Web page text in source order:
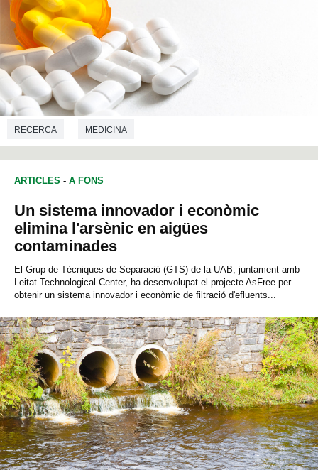
RECERCA MEDICINA
ARTICLES - A FONS
Un sistema innovador i econòmic
elimina l'arsènic en aigües
contaminades
El Grup de Tècniques de Separació (GTS) de la UAB, juntament amb
Leitat Technological Center, ha desenvolupat el projecte AsFree per
obtenir un sistema innovador i econòmic de filtració d'efluents...